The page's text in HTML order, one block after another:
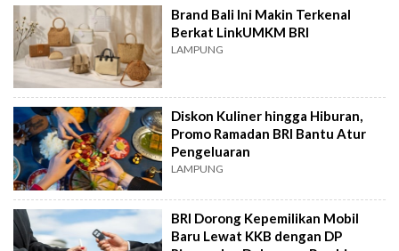
Brand Bali Ini Makin Terkenal
Berkat LinkUMKM BRI
LAMPUNG
Diskon Kuliner hingga Hiburan,
Promo Ramadan BRI Bantu Atur
Pengeluaran
LAMPUNG
BRI Dorong Kepemilikan Mobil
Baru Lewat KKB dengan DP